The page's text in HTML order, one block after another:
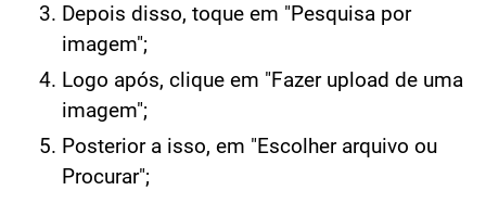
Depois disso, toque em "Pesquisa por
imagem";
Logo após, clique em "Fazer upload de uma
imagem";
Posterior a isso, em "Escolher arquivo ou
Procurar";